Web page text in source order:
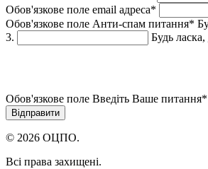
Обов'язкове поле email адреса*
Обов'язкове поле Анти-спам питання*
3.
Будь
Обов'язкове поле Введіть Ваше питання*
© 2026 ОЦПО.
Всі права захищені.